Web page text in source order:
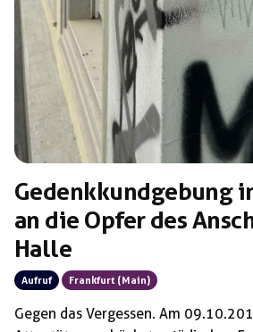
Gedenkkundgebung
an die Opfer des
Halle
Aufruf Frankfurt (Main)
Gegen das Vergessen. Am